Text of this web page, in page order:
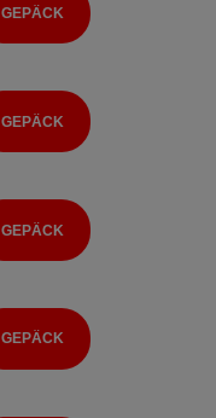
GEPÄCK
GEPÄCK
GEPÄCK
GEPÄCK